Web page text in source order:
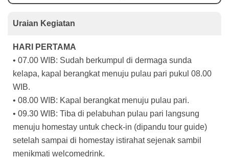
Uraian Kegiatan
HARI PERTAMA
• 07.00 WIB: Sudah berkumpul di dermaga sunda
kelapa, kapal berangkat menuju pulau pari pukul 08.00
WIB.
• 08.00 WIB: Kapal berangkat menuju pulau pari.
• 09.30 WIB: Tiba di pelabuhan pulau pari langsung
menuju homestay untuk check-in (dipandu tour guide)
setelah sampai di homestay istirahat sejenak sambil
menikmati welcomedrink.